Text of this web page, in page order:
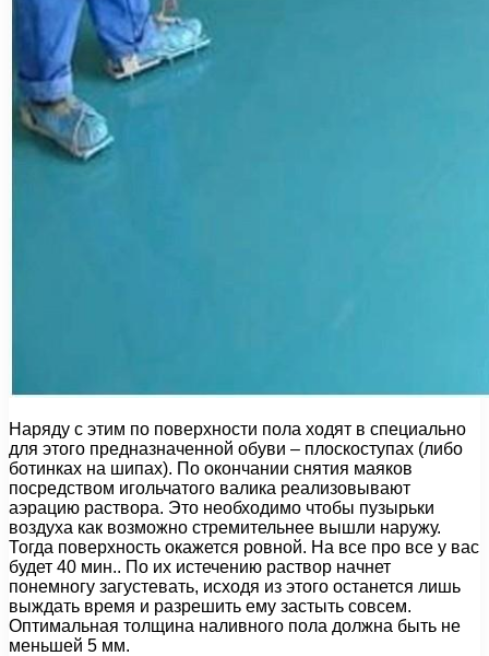
Наряду с этим по поверхности пола ходят в специально
для этого предназначенной обуви – плоскоступах (либо
ботинках на шипах). По окончании снятия маяков
посредством игольчатого валика реализовывают
аэрацию раствора. Это необходимо чтобы пузырьки
воздуха как возможно стремительнее вышли наружу.
Тогда поверхность окажется ровной. На все про все у вас
будет 40 мин.. По их истечению раствор начнет
понемногу загустевать, исходя из этого останется лишь
выждать время и разрешить ему застыть совсем.
Оптимальная толщина наливного пола должна быть не
меньшей 5 мм.